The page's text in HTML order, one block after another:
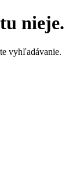
nieje.
vyhľadávanie.